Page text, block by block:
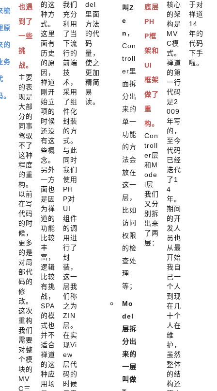
于对
禅道
14
年的
代码
下手
啦。
核心
的架
构是
MV
C模
式。
禅道
的第
一行
代码
是2
009
年写
的，
至今
代码
已经
迭代
了1
4
年。
期间
的开
发人
员也
从最
开始
我自
己一
个人
到现
在几
十个
人在
维
护，
虽然
整体
的结
构还
底层
PH
P框
架和
UI
框架
做了
重
构。
Con
troll
er层
和M
ode
l层
我们
又分
别拆
出来
了两
层：
叫Z
e
n ，
Con
troll
er里
面拆
分出
来的
单一
功能
的方
法会
放在
这一
层，
比如
访问
权限
的检
查处
理
等；
Mo
del
层拆
分出
来的
一层
叫做
del
里面
方法
的代
码
量，
使之
更加
精简
易
读。
我们
充分
利用
了当
下流
行的
前端
技
术，
采用
了组
件化
封装
的方
式。
与此
同时
我们
使用
PH
P对
UI
组件
的调
用进
行了
封
装，
这一
层我
们称
之为
ZIN
层。
在实
现Vi
ew
层代
码的
时候
的这
种方
式。
这里
面有
历史
的原
因，
禅道
刚开
始立
项的
时候
还没
有这
些概
念。
另外
一方
面也
是因
为禅
道的
功能
比较
丰
富，
逻辑
比较
有挑
战，
SPA
的模
式也
并不
适合
禅道
的这
种应
用场
也遇
到了
一些
挑
战。
主要
的表
现是
大部
分的
同事
驾驭
不了
这种
程度
的重
构。
以前
在写
代码
的时
候，
更多
的是
对局
部代
码的
修
改。
这次
重构
我们
需要
对整
个模
块的
MV
C三
梳
原
的
务
。